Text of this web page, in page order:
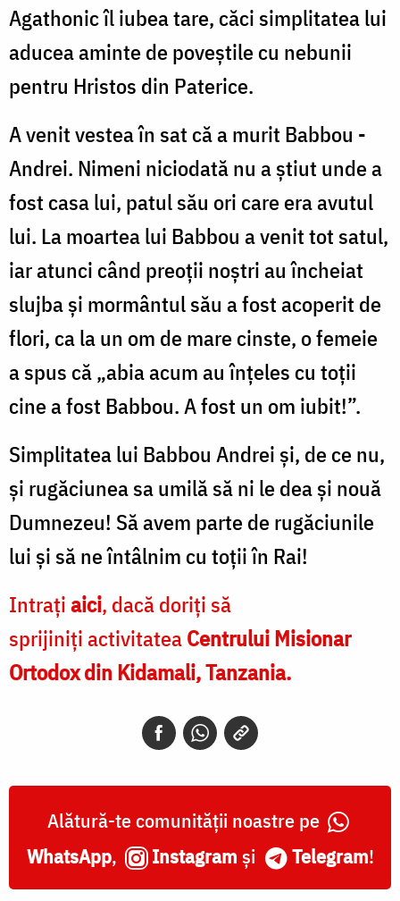
Agathonic îl iubea tare, căci simplitatea lui
aducea aminte de poveștile cu nebunii
pentru Hristos din Paterice.
A venit vestea în sat că a murit Babbou -
Andrei. Nimeni niciodată nu a știut unde a
fost casa lui, patul său ori care era avutul
lui. La moartea lui Babbou a venit tot satul,
iar atunci când preoții noștri au încheiat
slujba și mormântul său a fost acoperit de
flori, ca la un om de mare cinste, o femeie
a spus că „abia acum au înțeles cu toții
cine a fost Babbou. A fost un om iubit!”.
Simplitatea lui Babbou Andrei și, de ce nu,
și rugăciunea sa umilă să ni le dea și nouă
Dumnezeu! Să avem parte de rugăciunile
lui și să ne întâlnim cu toții în Rai!
Intrațiaici, dacă doriți să
sprijiniți activitateaCentrului Misionar
Ortodox din Kidamali, Tanzania.
Alătură-te comunității noastre pe
WhatsApp, Instagram și Telegram!